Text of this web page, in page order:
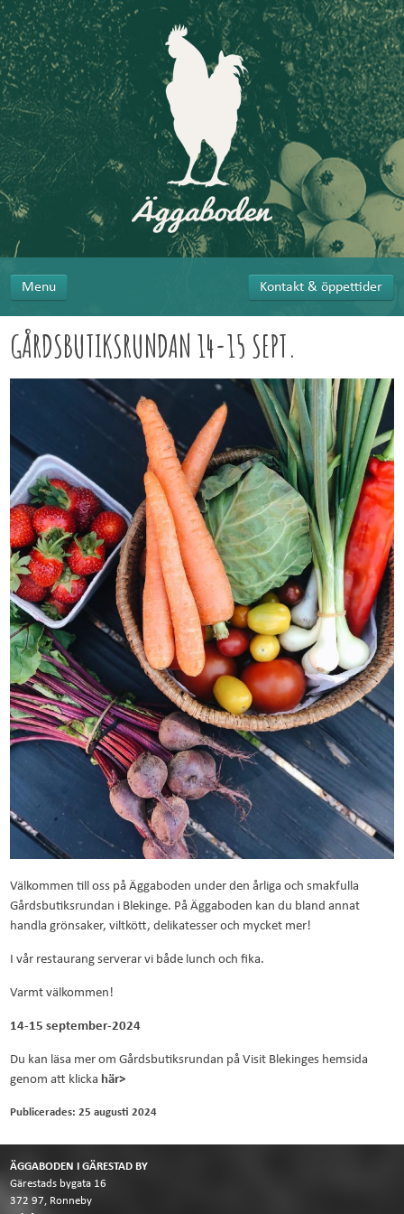
Menu Kontakt & öppettider
GÅRDSBUTIKSRUNDAN 14-15 SEPT.
Välkommen till oss på Äggaboden under den årliga och smakfulla
Gårdsbutiksrundan i Blekinge. På Äggaboden kan du bland annat
handla grönsaker, viltkött, delikatesser och mycket mer!
I vår restaurang serverar vi både lunch och fika.
Varmt välkommen!
14-15 september-2024
Du kan läsa mer om Gårdsbutiksrundan på Visit Blekinges hemsida
genom att klicka här>
Publicerades: 25 augusti 2024
ÄGGABODEN I GÄRESTAD BY
Gärestads bygata 16
372 97, Ronneby